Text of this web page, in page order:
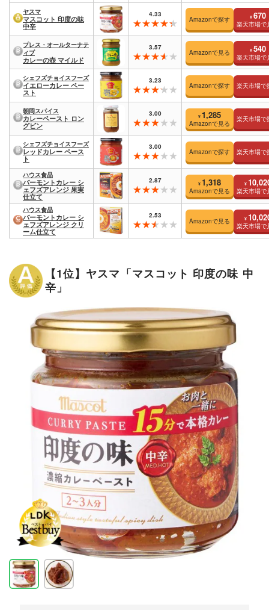
ヤスマ
マスコット 印度の味
中辛
4.33
Amazonで探す ¥ 670
楽天市場で
プレス・オールターナテ
ィブ
カレーの壺 マイルド
3.57
Amazonで見る ¥ 540
楽天市場で
シェフズチョイスフーズ
イエローカレー ペー
スト
3.23
Amazonで探す 楽天市場で
朝岡スパイス
カレーペースト ロン
グビン
3.00 ¥ 1,285
Amazonで見る
楽天市場で
シェフズチョイスフーズ
レッドカレー ペース
ト
3.00
Amazonで探す 楽天市場で
ハウス食品
バーモントカレー シ
ェフズアレンジ 果実
仕立て
2.87 ¥ 1,318
Amazonで見る
¥
楽天市場で
ハウス食品
バーモントカレー シ
ェフズアレンジ クリ
ーム仕立て
2.53
Amazonで見る ¥
楽天市場で
【1位】ヤスマ「マスコット 印度の味 中
辛」